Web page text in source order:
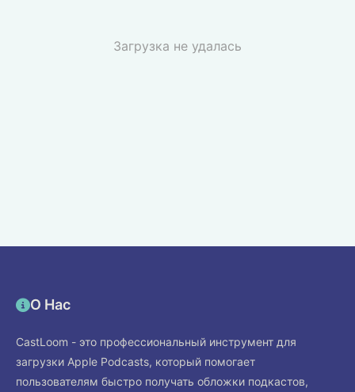
Загрузка не удалась
О Нас
CastLoom - это профессиональный инструмент для
загрузки Apple Podcasts, который помогает
пользователям быстро получать обложки подкастов,